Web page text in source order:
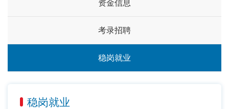
资金信息
考录招聘
稳岗就业
稳岗就业